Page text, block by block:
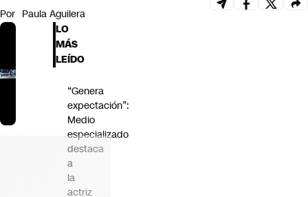
Por Paula Aguilera
LO
MÁS
LEÍDO
“Genera
expectación”:
Medio
especializado
destaca
a
la
actriz